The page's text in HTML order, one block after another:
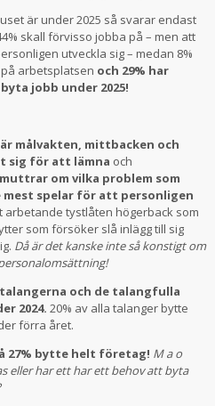
är under 2025 så svarar endast
skall förvisso jobba på – men att
utveckla sig – medan 8%
arbetsplatsen och 29% har
jobb under 2025!
målvakten, mittbacken och
sig för att lämna och
om vilka problem som
mest spelar för att personligen
arbetande tystlåten högerback som
som försöker slå inlägg till sig
Då är det kanske inte så konstigt om
talangerna och de talangfulla
2024. 20% av alla talanger bytte
förra året.
27% bytte helt företag! M a o
eller har ett har ett behov att byta